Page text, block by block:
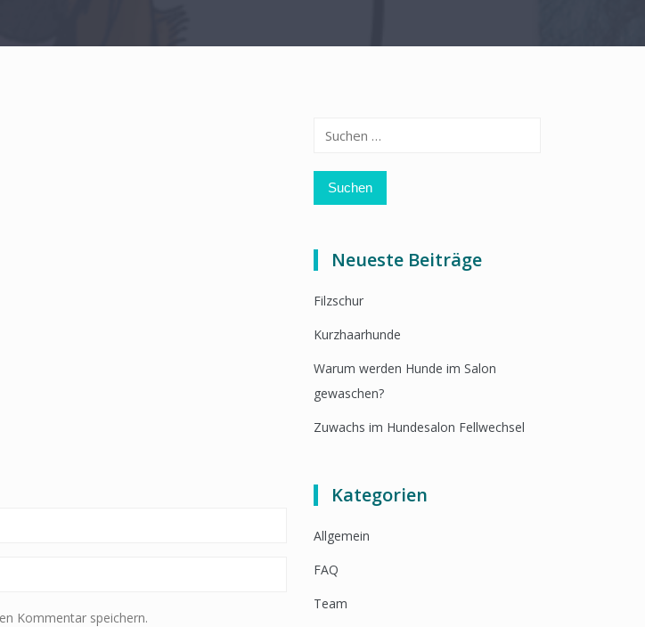
Kommentar speichern.
Suchen
Neueste Beiträge
Filzschur
Kurzhaarhunde
Warum werden Hunde im Salon
gewaschen?
Zuwachs im Hundesalon Fellwechsel
Kategorien
Allgemein
FAQ
Team